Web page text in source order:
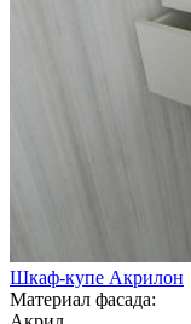
Шкаф-купе Акрилон
Материал фасада: